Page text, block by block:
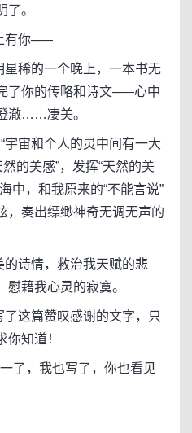
。
有你─—
稀的一个晚上，一本书无
了你的传略和诗文─—心中
澈……凄美。
宙和个人的灵中间有一大
的美感”，发挥“天然的美
中，和我原来的“不能言说”
，奏出缥缈神奇无调无声的
诗情，救治我天赋的悲
藉我心灵的寂寞。
这篇赞叹感谢的文字，只
知道！
了，我也写了，你也看见